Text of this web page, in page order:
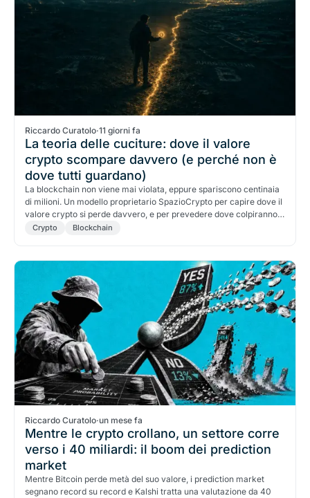
Riccardo Curatolo·11 giorni fa
La teoria delle cuciture: dove il valore
crypto scompare davvero (e perché non è
dove tutti guardano)
La blockchain non viene mai violata, eppure spariscono centinaia
di milioni. Un modello proprietario SpazioCrypto per capire dove il
valore crypto si perde davvero, e per prevedere dove colpiranno i
prossimi furti.
Crypto Blockchain
Riccardo Curatolo·un mese fa
Mentre le crypto crollano, un settore corre
verso i 40 miliardi: il boom dei prediction
market
Mentre Bitcoin perde metà del suo valore, i prediction market
segnano record su record e Kalshi tratta una valutazione da 40